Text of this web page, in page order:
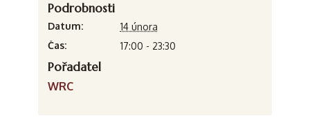
Podrobnosti
Datum:
14 února
Čas:
17:00 - 23:30
Pořadatel
WRC